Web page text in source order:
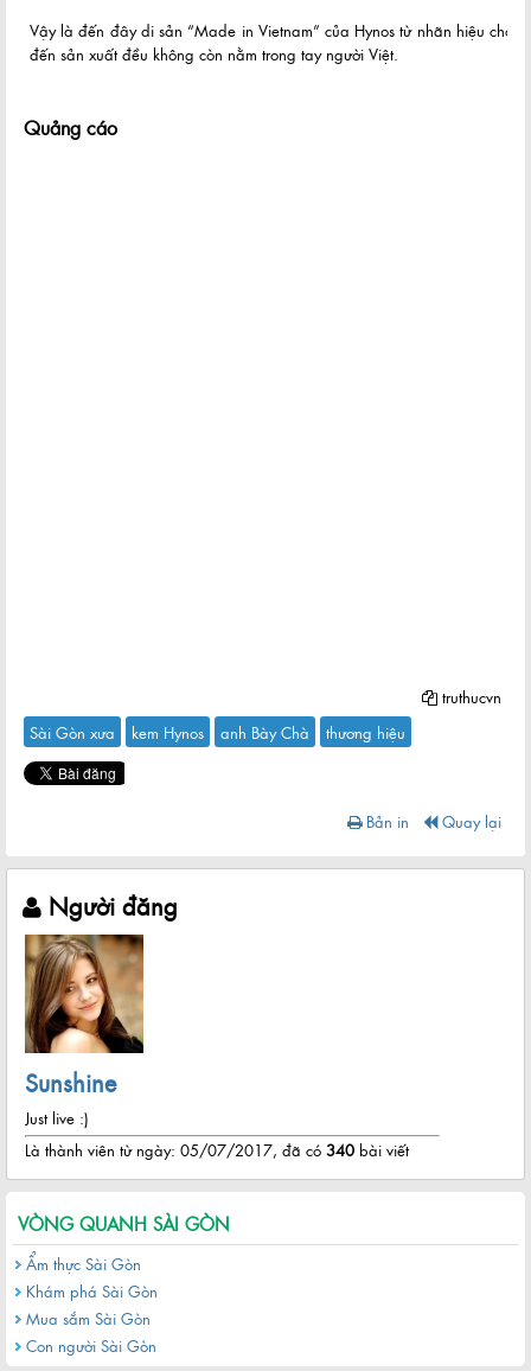
Vậy là đến đây di sản “Made in Vietnam” của Hynos từ nhãn hiệu cho
đến sản xuất đều không còn nằm trong tay người Việt.
Quảng cáo
truthucvn
Sài Gòn xưa
kem Hynos anh Bày Chà thương hiệu
Bản in Quay lại
Người đăng
Sunshine
Just live :)
Là thành viên từ ngày: 05/07/2017, đã có 340 bài viết
VÒNG QUANH SÀI GÒN
Ẩm thực Sài Gòn
Khám phá Sài Gòn
Mua sắm Sài Gòn
Con người Sài Gòn